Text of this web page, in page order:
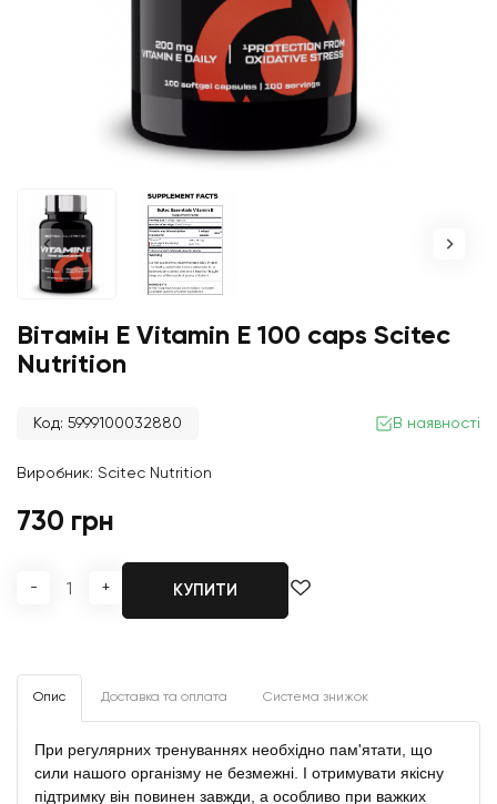
Вітамін Е Vitamin E 100 caps Scitec
Nutrition
Код: 5999100032880 В наявності
Виробник: Scitec Nutrition
730 грн
- + КУПИТИ
Опис Доставка та оплата Система знижок
При регулярних тренуваннях необхідно пам'ятати, що
сили нашого організму не безмежні. І отримувати якісну
підтримку він повинен завжди, а особливо при важких